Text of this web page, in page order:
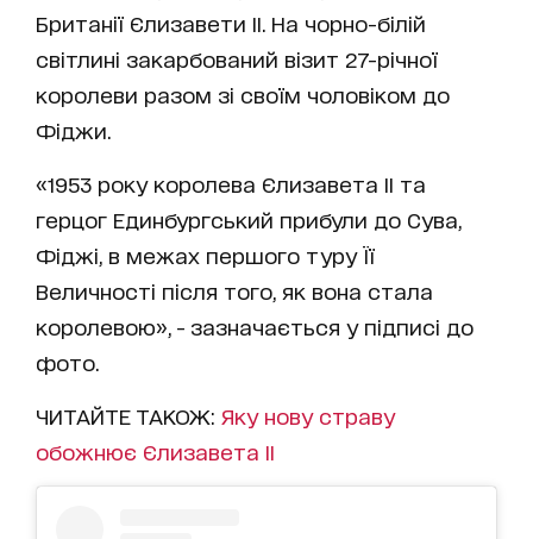
Британії Єлизавети ІІ. На чорно-білій
світлині закарбований візит 27-річної
королеви разом зі своїм чоловіком до
Фіджи.
«1953 року королева Єлизавета II та
герцог Единбургський прибули до Сува,
Фіджі, в межах першого туру Її
Величності після того, як вона стала
королевою», - зазначається у підписі до
фото.
ЧИТАЙТЕ ТАКОЖ: Яку нову страву
обожнює Єлизавета II